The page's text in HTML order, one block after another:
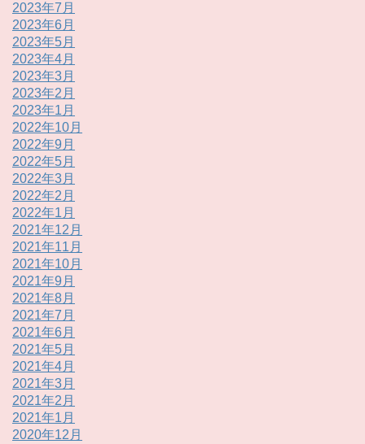
2023年7月
2023年6月
2023年5月
2023年4月
2023年3月
2023年2月
2023年1月
2022年10月
2022年9月
2022年5月
2022年3月
2022年2月
2022年1月
2021年12月
2021年11月
2021年10月
2021年9月
2021年8月
2021年7月
2021年6月
2021年5月
2021年4月
2021年3月
2021年2月
2021年1月
2020年12月